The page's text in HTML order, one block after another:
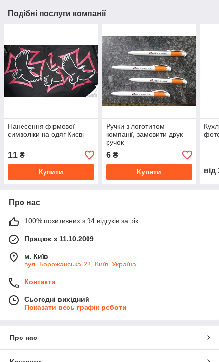
Подібні послуги компанії
Нанесення фірмової
символіки на одяг Києві
11 ₴
Купити
Ручки з логотипом
компанії, замовити друк
ручок
6₴
Купити від
Про нас
100% позитивних з 94 відгуків за рік
Працює з 11.10.2009
м. Київ
вул. Бережанська 22, Київ, Україна
Контакти
Сьогодні вихідний
Показати весь графік роботи
Про нас